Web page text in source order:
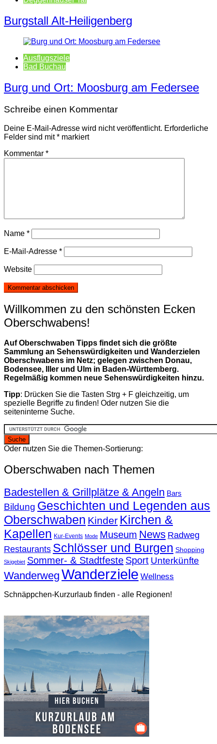
Burgstall Alt-Heiligenberg
Ausflugsziele
Bad Buchau
Burg und Ort: Moosburg am Federsee
Schreibe einen Kommentar
Deine E-Mail-Adresse wird nicht veröffentlicht. Erforderliche
Felder sind mit* markiert
Kommentar *
Name *
E-Mail-Adresse *
Website
Willkommen zu den schönsten Ecken
Oberschwabens!
Auf Oberschwaben Tipps findet sich die größte
Sammlung an Sehenswürdigkeiten und Wanderzielen
Oberschwabens im Netz; gelegen zwischen Donau,
Bodensee, Iller und Ulm in Baden-Württemberg.
Regelmäßig kommen neue Sehenswürdigkeiten hinzu.
Tipp: Drücken Sie die Tasten Strg + F gleichzeitig, um
spezielle Begriffe zu finden! Oder nutzen Sie die
seiteninterne Suche.
Oder nutzen Sie die Themen-Sortierung:
Oberschwaben nach Themen
Badestellen & Grillplätze & Angeln Bars
Bildung Geschichten und Legenden aus
Oberschwaben Kinder Kirchen &
Kapellen Kur-Events Mode Museum News Radweg
Restaurants Schlösser und Burgen Shopping
Skigebiet Sommer- & Stadtfeste Sport Unterkünfte
Wanderweg Wanderziele Wellness
Schnäppchen-Kurzurlaub finden - alle Regionen!